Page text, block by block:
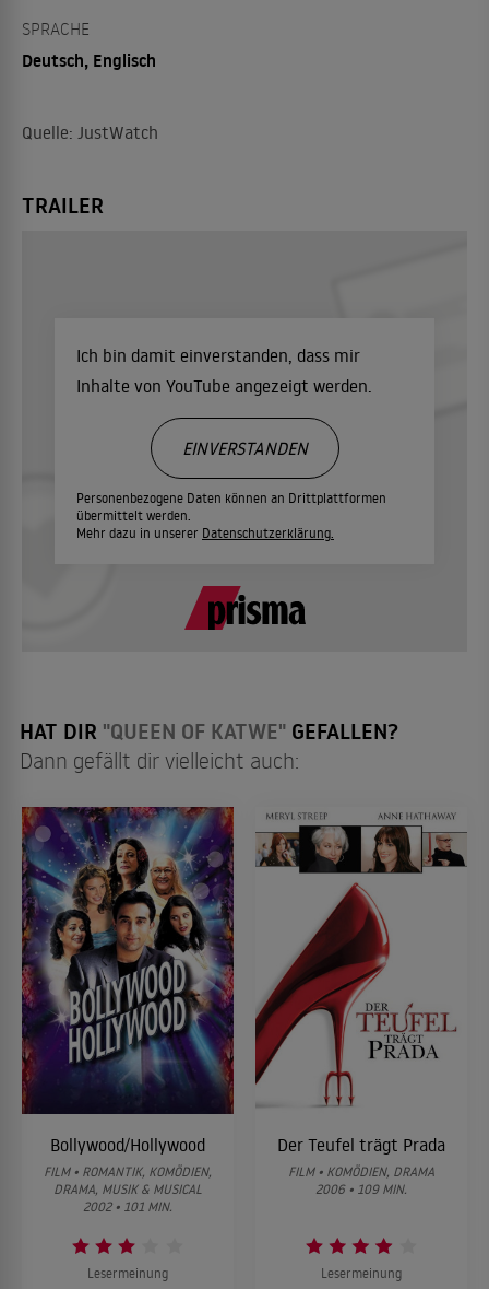
SPRACHE
Deutsch, Englisch
Quelle: JustWatch
TRAILER
Ich bin damit einverstanden, dass mir
Inhalte von YouTube angezeigt werden.
Personenbezogene Daten können an Drittplattformen
übermittelt werden.
Mehr dazu in unserer Datenschutzerklärung.
EINVERSTANDEN
HAT DIR "QUEEN OF KATWE" GEFALLEN?
Dann gefällt dir vielleicht auch:
Bollywood/Hollywood
FILM • ROMANTIK, KOMÖDIEN,
DRAMA, MUSIK & MUSICAL
2002 • 101 MIN.
Lesermeinung
Der Teufel trägt Prada
FILM • KOMÖDIEN, DRAMA
2006 • 109 MIN.
Lesermeinung